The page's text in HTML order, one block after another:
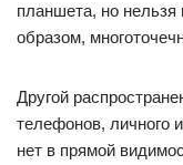
планшета, но нельзя
образом,
Другой
телефонов, личного
нет в прямой